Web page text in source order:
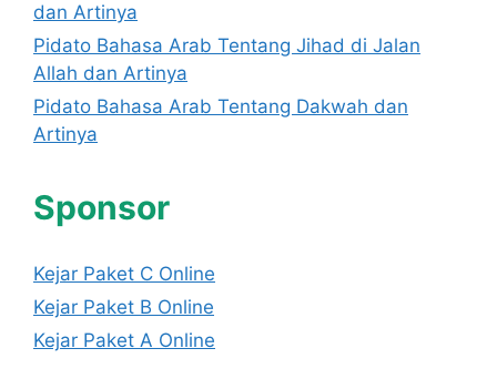
dan Artinya
Pidato Bahasa Arab Tentang Jihad di Jalan
Allah dan Artinya
Pidato Bahasa Arab Tentang Dakwah dan
Artinya
Sponsor
Kejar Paket C Online
Kejar Paket B Online
Kejar Paket A Online